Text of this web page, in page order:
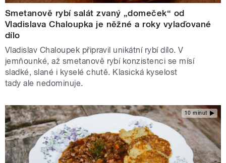
Smetanově rybí salát zvaný „domeček“ od
Vladislava Chaloupka je něžné a roky vylaďované
dílo
Vladislav Chaloupek připravil unikátní rybí dílo. V
jemňounké, až smetanově rybí konzistenci se mísí
sladké, slané i kyselé chutě. Klasická kyselost
tady ale nedominuje.
10 minut